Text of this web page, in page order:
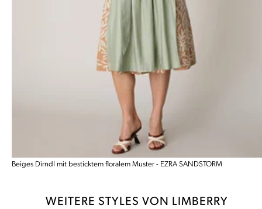
Beiges Dirndl mit besticktem floralem Muster - EZRA SANDSTORM
WEITERE STYLES VON LIMBERRY